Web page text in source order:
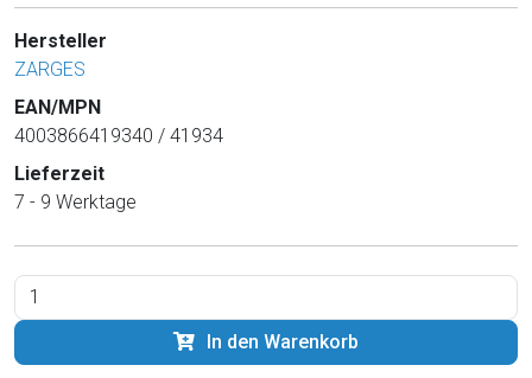
Hersteller
ZARGES
EAN/MPN
4003866419340 / 41934
Lieferzeit
7 - 9 Werktage
In den Warenkorb